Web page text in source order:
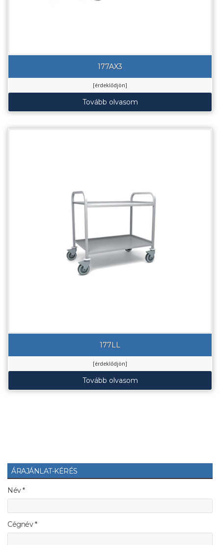
177AX3
[érdeklődjön]
Tovább olvasom
177LL
[érdeklődjön]
Tovább olvasom
ÁRAJÁNLAT-KÉRÉS
Név *
Cégnév *